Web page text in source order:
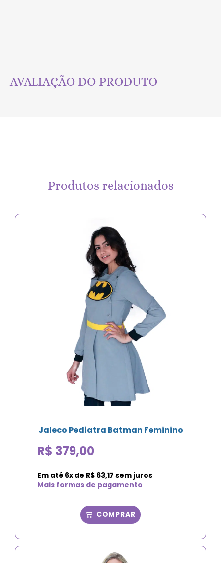
AVALIAÇÃO DO PRODUTO
Produtos relacionados
Jaleco Pediatra Batman Feminino
R$ 379,00
Em até 6x de R$ 63,17 sem juros
Mais formas de pagamento
COMPRAR